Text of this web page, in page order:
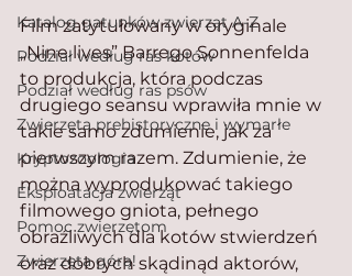
Katalog gatunków zwierząt A-Z
Podział według ras kotów
Podział według ras psów
Zwierzęta prehistoryczne i wymarłe
Kryptozoologia
Eksploatacja zwierząt
Pomoc zwierzętom
Zwierzęta górą!
Film zatytułowany w oryginale
„Nine lives” Barrego Sonnenfelda
to produkcja, która podczas
drugiego seansu wprawiła mnie w
takie samo zdumienie, jak za
pierwszym razem. Zdumienie, że
można wyprodukować takiego
filmowego gniota, pełnego
obraźliwych dla kotów stwierdzeń
oraz dobrych skądinąd aktorów,